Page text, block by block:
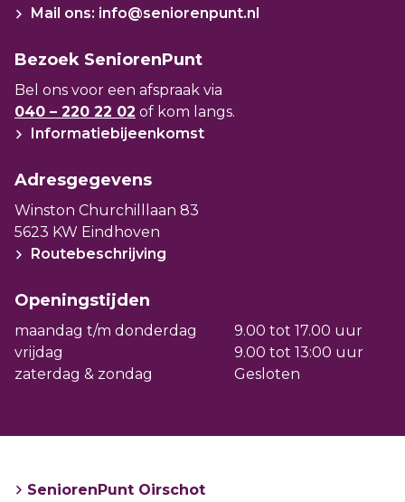
Mail ons: info@seniorenpunt.nl
Bezoek SeniorenPunt
Bel ons voor een afspraak via
040 – 220 22 02 of kom langs.
Informatiebijeenkomst
Adresgegevens
Winston Churchilllaan 83
5623 KW Eindhoven
Routebeschrijving
Openingstijden
maandag t/m donderdag
9.00 tot 17.00 uur
vrijdag
9.00 tot 13:00 uur
zaterdag & zondag
Gesloten
SeniorenPunt Oirschot